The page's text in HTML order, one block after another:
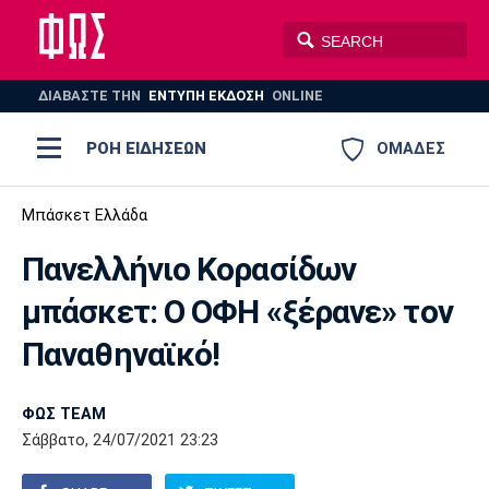
ΔΙΑΒΑΣΤΕ THN ΕΝΤΥΠΗ ΕΚΔΟΣΗ ONLINE
ΟΜΑΔΕΣ
ΡΟΗ ΕΙΔΗΣΕΩΝ
ΠΟΔΟΣΦΑΙΡΟ
ΣΠΟΡ
AUTO-MOTO PLUS
Ποδόσφαιρο
Super League 1
Super League 2
Ελλάδα
Μπάσκετ
Ελλάδα
EuroLeague
Ολυμπιακοί Αγώνες
Πόλο
Ολυμπιακός ΑΕΚ ΠΑΟΚ
Παναθηναϊκός Ατρόμητος
Μπάσκετ Ελλάδα
Πανελλήνιο Κορασίδων
μπάσκετ: Ο ΟΦΗ «ξέρανε» τον
Παναθηναϊκό!
ΦΩΣ TEAM
Σάββατο, 24/07/2021 23:23